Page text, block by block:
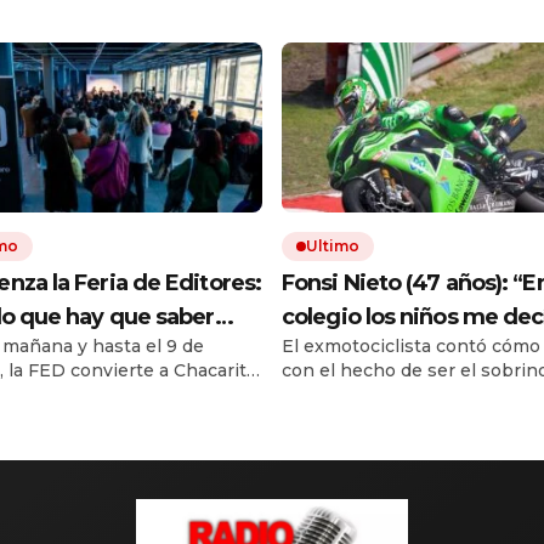
la Feria de Editores:
que hay que saber
la visita
y hasta el 9 de
la FED convierte a Chacarita
actividades y propuestas
Ultimo
Fonsi Nieto (47 años):
colegio los niños me
que yo corría porque mi
ponía el dinero. Tuve
El exmotociclista contó cómo
con el hecho de ser el